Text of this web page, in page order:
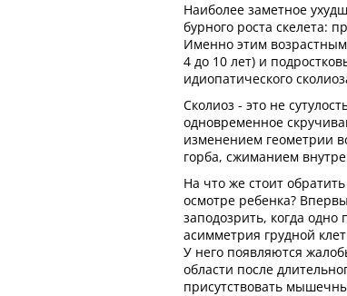
Наиболее заметное
бурного роста скелета:
Именно этим
4 до 10 лет) и
идиопатического
Сколиоз - это не
одновременное
изменением геометрии
горба, сжиманием
На что же стоит
осмотре ребенка?
заподозрить, когда
асимметрия грудной
У него появляются
области после
присутствовать